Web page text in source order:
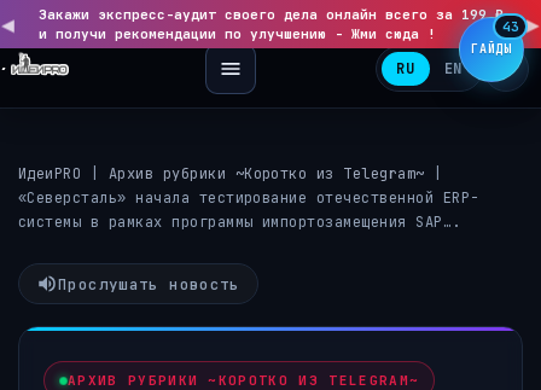
◀
Закажи экспресс-аудит своего дела онлайн всего за 199 ₽
и получи рекомендации по улучшению - Жми сюда !
▶
RU EN
ИдеиPRO Архив рубрики ~Коротко из Telegram~
«Северсталь» начала тестирование отечественной ERP-
системы в рамках программы импортозамещения SAP….
Прослушать новость
АРХИВ РУБРИКИ ~КОРОТКО ИЗ TELEGRAM~
ГАЙДЫ
43